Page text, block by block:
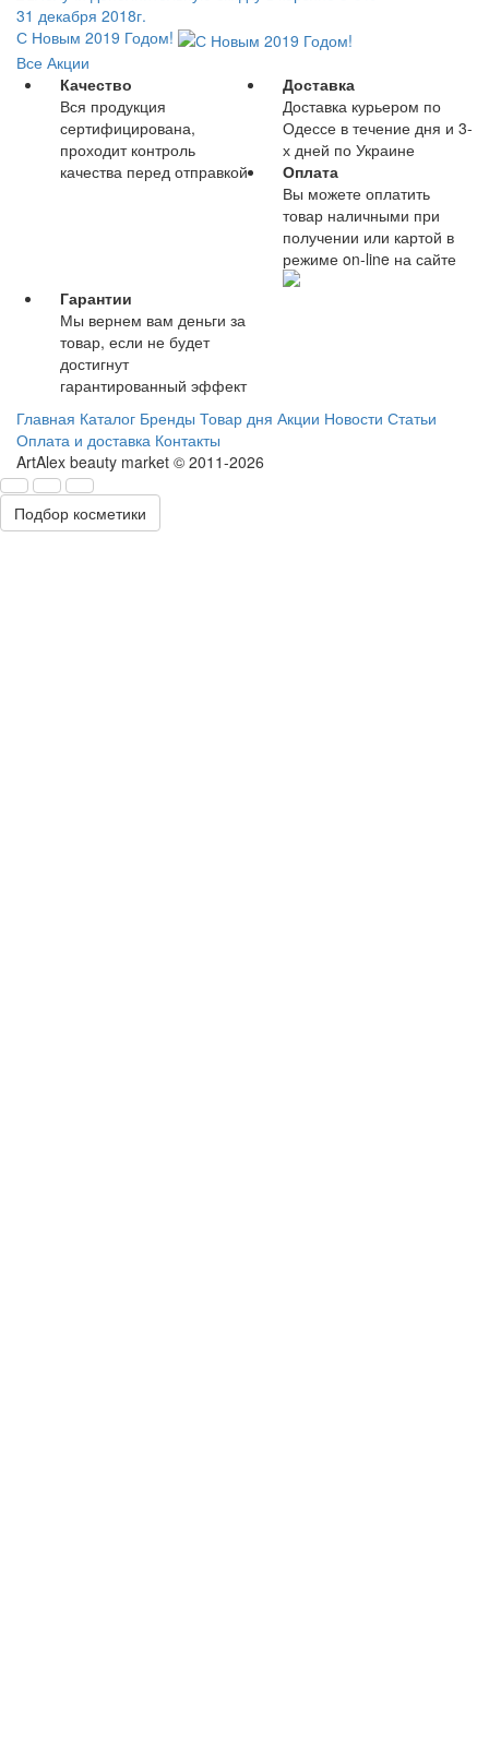
31 декабря 2018г.
С Новым 2019 Годом!
Все Акции
Качество
Вся продукция
сертифицирована,
проходит контроль
качества перед отправкой
Доставка
Доставка курьером по
Одессе в течение дня и 3-
х дней по Украине
Оплата
Вы можете оплатить
товар наличными при
получении или картой в
режиме on-line на сайте
Гарантии
Мы вернем вам деньги за
товар, если не будет
достигнут
гарантированный эффект
Главная Каталог Бренды Товар дня Акции Новости Статьи
Оплата и доставка Контакты
ArtAlex beauty market © 2011-2026
Подбор косметики